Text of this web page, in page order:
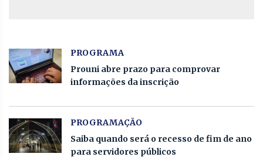
PROGRAMA
Prouni abre prazo para comprovar
informações da inscrição
PROGRAMAÇÃO
Saiba quando será o recesso de fim de ano
para servidores públicos